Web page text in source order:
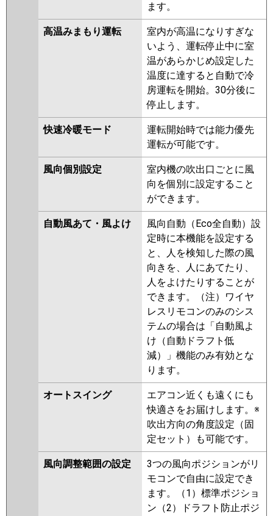
ます。
高温みまもり運転
室内が高温になりすぎな
いよう、運転停止中に室
温があらかじめ設定した
温度に達すると自動で冷
房運転を開始。30分後に
停止します。
快速冷暖モード
運転開始時では能力優先
運転が可能です。
風向個別設定
室内機の吹出口ごとに風
向を個別に設定すること
ができます。
自動風あて・風よけ
風向自動（Eco全自動）設
定時に本機能を設定する
と、人を検知した際の風
向きを、人にあてたり、
人をよけたりすることが
できます。（注）ワイヤ
レスリモコンのみのシス
テムの場合は「自動風よ
け（自動ドラフト低
減）」機能のみ有効とな
ります。
オートスイング
エアコン近くも遠くにも
快適さをお届けします。※
吹出方向の角度設定（固
定セット）も可能です。
風向調整範囲の設定
3つの風向ポジションがリ
モコンで自由に設定でき
ます。（1）標準ポジショ
ン（2）ドラフト防止ポジ